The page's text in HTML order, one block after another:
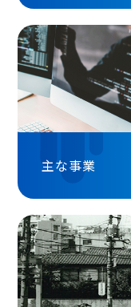
主な事業